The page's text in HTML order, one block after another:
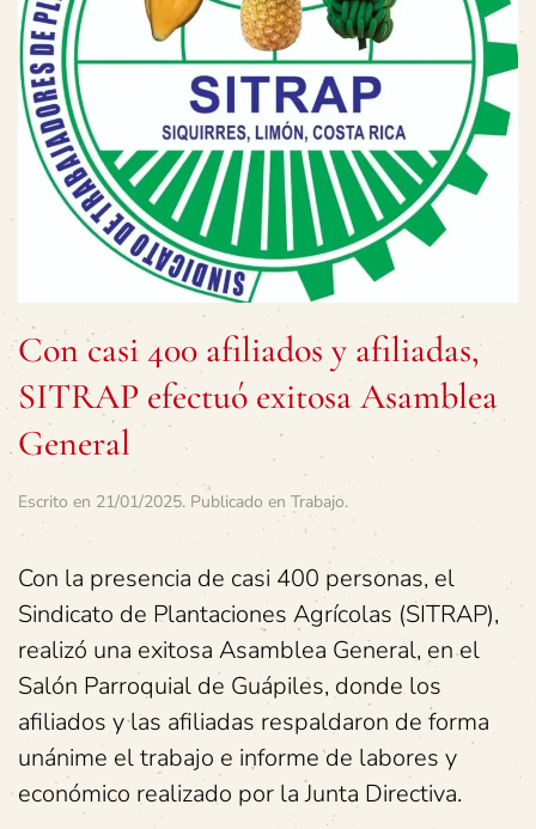
Con casi 400 afiliados y afiliadas,
SITRAP efectuó exitosa Asamblea
General
Escrito en 21/01/2025. Publicado en Trabajo.
Con la presencia de casi 400 personas, el
Sindicato de Plantaciones Agrícolas (SITRAP),
realizó una exitosa Asamblea General, en el
Salón Parroquial de Guápiles, donde los
afiliados y las afiliadas respaldaron de forma
unánime el trabajo e informe de labores y
económico realizado por la Junta Directiva.